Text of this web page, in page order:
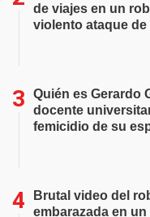
de viajes en un
violento ataque
Quién es Gerardo
docente
femicidio de su
Brutal video del
embarazada en un